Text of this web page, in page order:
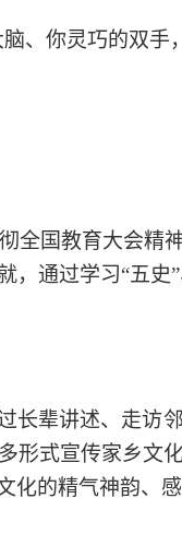
、你灵巧的双手
国教育大会精
通过学习“五
辈讲述、走访
式宣传家乡文
的精气神韵、